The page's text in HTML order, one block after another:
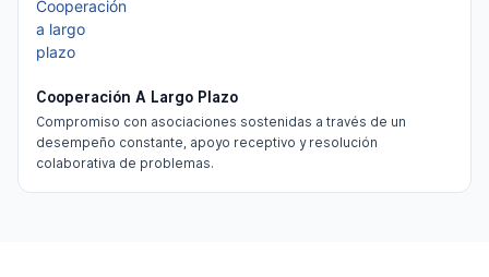
Cooperación A Largo Plazo
Compromiso con asociaciones sostenidas a través de un
desempeño constante, apoyo receptivo y resolución
colaborativa de problemas.